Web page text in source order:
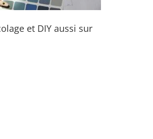
et DIY aussi sur